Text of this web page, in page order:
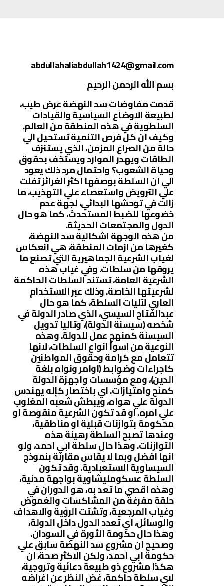
abdullahaliabdullah1424@gmail.com
بسم الله الرحمن الرحيم
قدمت مفاوضات سد النهضة عرض طيب،
لطبيعة الاوضاع السياسية والقيادات
السلطوية في هذه المنطقة من العالم.
وكيف ان كل فرص التنمية تستحيل الي
حالة من الصراع المزمن، الذي يستنزف
الطاقات ويهدر الموارد ويستخف بحقوق
وحياة الشعوب؟ واحتمال مرد ذلك يعود
الي ان السلطة بوصفها اكثر الغرائز تفلت
علي الترويض واستعصاء علي التهذيب، ما
زالت في توحشها البدائي، لجهة عدم
خضوعها للضبط المستحدث، كما هو حال
الدول والمجتمعات الحديثة.
من هذه الوجهة اشكالية سد النهضة،
كغيرها من ازمات المنطقة، هي انعكاس
لغياب الشرعية الجماهيرية التي تصنع ما
يروقها من سلطات. وفي غياب هذه
الشرعية العامة، تستند السلطات الحاكمة
لشرعيتها الخاصة. وذلك عبر الاستخدام
العاري لآليات السلطة، كما هو حال
عبدالفتاح السيسي، الذي صادر الدولة في
شخصه (سيسنة الدولة)، وتاليا تدويل
السيسنة كمنهج عمل للدولة. وهذه
النوعية من اسوأ انواع السلطات، لانها
تتعامل مع كرامة وحقوق المواطنين
كاجراءات وضوابط (اوامر ونواهٍ بلغة
الدين)، ومع مؤسسات واجهزة الدولة
كمنح وامتيازات. اي باختصار كإله يهندس
الدولة علي هواه، ويبطش شعبه المغلوب
علي امره. او قد تكون الشرعية منقوصة او
محكومة بتوازنات قبلية او مناطقية،
وعندها تصبح السلطة رهينة هذه
التوازنات. وهذا حال سلطة ابي احمد، ولو
انها افضل وبما لا يقاس مقارنة بنموذج
السيساوية الاستعبادية. وقد تكون
السلطة عسكومليشاوية بواجهة مدنية،
وهذه اقصي ما تعد به، هو الدوران في
حلقة مفرغة من المشاكسات والغموض
وغياب المرجعية، وتشتت الرؤية والاهداف
والوسائل، اي تعدد الدول داخل الدولة،
وهذا حال حكومة الثورة في السودان.
وصحيح ان مشروع سد النهضة سابق علي
حكومة ابي احمد، ولكن الاكثر صحة، ان
هكذا مشروع ذو طبيعة دعائية وتروجية،
لاي سلطة حاكمة، غض النظر عن اغراضه